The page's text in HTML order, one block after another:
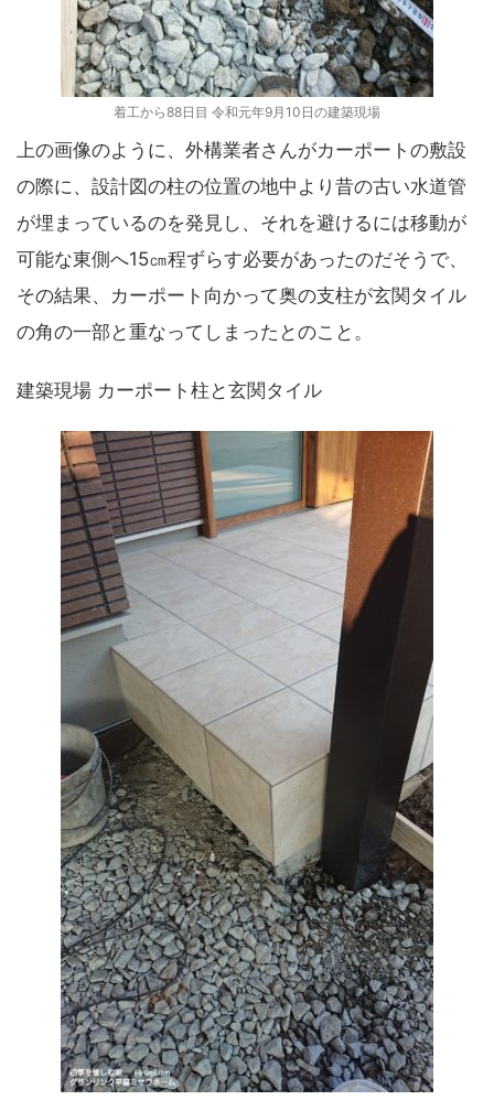
着工から88日目 令和元年9月10日の建築現場
上の画像のように、外構業者さんがカーポートの敷設
の際に、設計図の柱の位置の地中より昔の古い水道管
が埋まっているのを発見し、それを避けるには移動が
可能な東側へ15㎝程ずらす必要があったのだそうで、
その結果、カーポート向かって奥の支柱が玄関タイル
の角の一部と重なってしまったとのこと。
建築現場 カーポート柱と玄関タイル